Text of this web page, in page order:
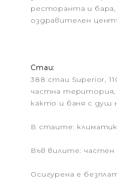
ресторанта и
оздравителен
Стаи:
388 стаи Superior,
частна територия,
както и баня с душ
В стаите:
Във вилите: частен
Осигурена е